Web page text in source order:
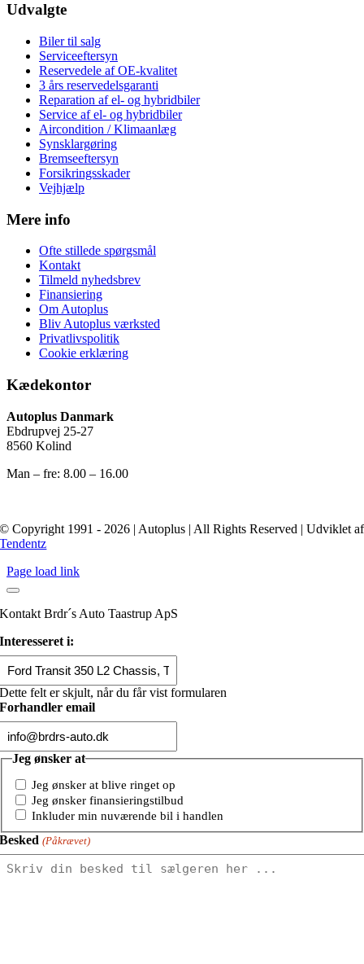
Udvalgte
Biler til salg
Serviceeftersyn
Reservedele af OE-kvalitet
3 års reservedelsgaranti
Reparation af el- og hybridbiler
Service af el- og hybridbiler
Aircondition / Klimaanlæg
Synsklargøring
Bremseeftersyn
Forsikringsskader
Vejhjælp
Mere info
Ofte stillede spørgsmål
Kontakt
Tilmeld nyhedsbrev
Finansiering
Om Autoplus
Bliv Autoplus værksted
Privatlivspolitik
Cookie erklæring
Kædekontor
Autoplus Danmark
Ebdrupvej 25-27
8560 Kolind
Man – fre: 8.00 – 16.00
© Copyright 1991 - 2026 | Autoplus | All Rights Reserved | Udviklet af
Tendentz
Page load link
Kontakt Brdr´s Auto Taastrup ApS
Interesseret i:
Dette felt er skjult, når du får vist formularen
Forhandler email
Jeg ønsker at
Jeg ønsker at blive ringet op
Jeg ønsker finansieringstilbud
Inkluder min nuværende bil i handlen
Besked (Påkrævet)